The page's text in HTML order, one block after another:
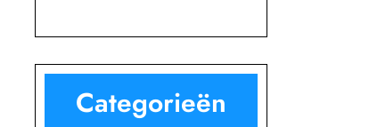
Categorieën